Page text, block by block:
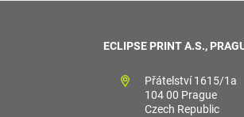
ECLIPSE PRINT A.S.,
Přátelství 1615/1a
104 00 Prague
Czech Republic